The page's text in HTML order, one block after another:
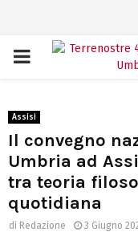
PRIMARY
Assisi
Il convegno
Umbria ad
tra teoria
quotidiana
di Redazione 3 Giugno